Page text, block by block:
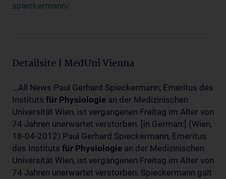
spieckermann/
Detailsite | MedUni Vienna
...All News Paul Gerhard Spieckermann, Emeritus des
Instituts für Physiologie an der Medizinischen
Universität Wien, ist vergangenen Freitag im Alter von
74 Jahren unerwartet verstorben. [in German:] (Wien,
18-04-2012) Paul Gerhard Spieckermann, Emeritus
des Instituts für Physiologie an der Medizinischen
Universität Wien, ist vergangenen Freitag im Alter von
74 Jahren unerwartet verstorben. Spieckermann galt